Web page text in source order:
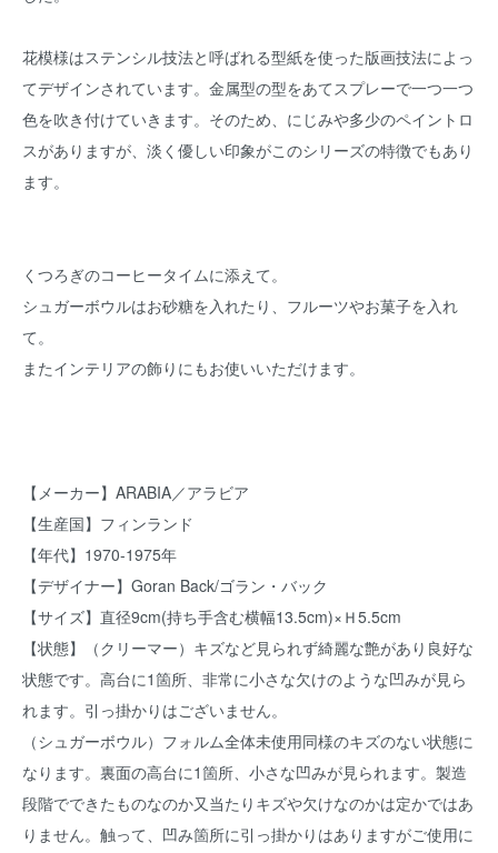
花模様はステンシル技法と呼ばれる型紙を使った版画技法によっ
てデザインされています。金属型の型をあてスプレーで一つ一つ
色を吹き付けていきます。そのため、にじみや多少のペイントロ
スがありますが、淡く優しい印象がこのシリーズの特徴でもあり
ます。
くつろぎのコーヒータイムに添えて。
シュガーボウルはお砂糖を入れたり、フルーツやお菓子を入れ
て。
またインテリアの飾りにもお使いいただけます。
【メーカー】ARABIA／アラビア
【生産国】フィンランド
【年代】1970-1975年
【デザイナー】Goran Back/ゴラン・バック
【サイズ】直径9cm(持ち手含む横幅13.5cm)×Ｈ5.5cm
【状態】（クリーマー）キズなど見られず綺麗な艶があり良好な
状態です。高台に1箇所、非常に小さな欠けのような凹みが見ら
れます。引っ掛かりはございません。
（シュガーボウル）フォルム全体未使用同様のキズのない状態に
なります。裏面の高台に1箇所、小さな凹みが見られます。製造
段階でできたものなのか又当たりキズや欠けなのかは定かではあ
りません。触って、凹み箇所に引っ掛かりはありますがご使用に